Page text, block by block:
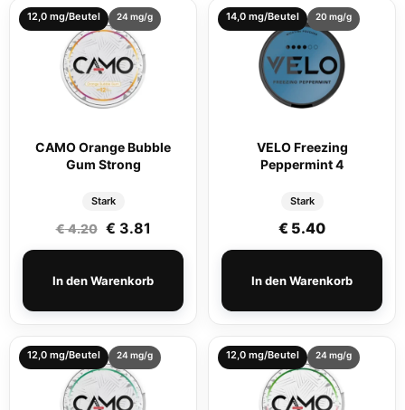
12,0 mg/Beutel 24 mg/g
CAMO Orange Bubble
Gum Strong
Stark
€4.20 Ursprünglicher Preis war: € 4.20
€ 3.81 Aktueller Preis ist: € 3.81.
In den Warenkorb
14,0 mg/Beutel 20 mg/g
VELO Freezing
Peppermint 4
Stark
€ 5.40
In den Warenkorb
12,0 mg/Beutel 24 mg/g 12,0 mg/Beutel 24 mg/g